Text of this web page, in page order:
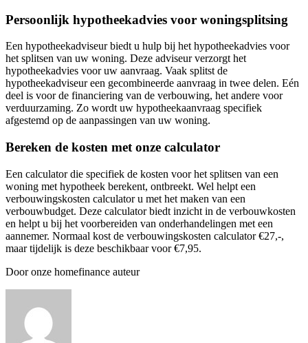
Persoonlijk hypotheekadvies voor woningsplitsing
Een hypotheekadviseur biedt u hulp bij het hypotheekadvies voor
het splitsen van uw woning. Deze adviseur verzorgt het
hypotheekadvies voor uw aanvraag. Vaak splitst de
hypotheekadviseur een gecombineerde aanvraag in twee delen. Eén
deel is voor de financiering van de verbouwing, het andere voor
verduurzaming. Zo wordt uw hypotheekaanvraag specifiek
afgestemd op de aanpassingen van uw woning.
Bereken de kosten met onze calculator
Een calculator die specifiek de kosten voor het splitsen van een
woning met hypotheek berekent, ontbreekt. Wel helpt een
verbouwingskosten calculator u met het maken van een
verbouwbudget. Deze calculator biedt inzicht in de verbouwkosten
en helpt u bij het voorbereiden van onderhandelingen met een
aannemer. Normaal kost de verbouwingskosten calculator €27,-,
maar tijdelijk is deze beschikbaar voor €7,95.
Door onze homefinance auteur